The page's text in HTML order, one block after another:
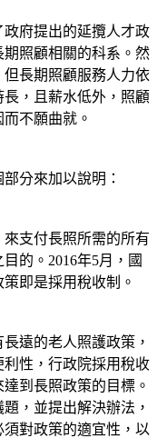
府提出的延攬人才政
照顧相關的科系。然
長期照顧服務人力依
，且薪水低外，照顧
不願曲就。
分來加以說明：
支付長照所需的所有
的。2016年5月，國
即是採用稅收制。
遠的老人照護政策，
性，行政院採用稅收
到長照政策的目標。
，並提出解決辦法，
對政策的適宜性，以